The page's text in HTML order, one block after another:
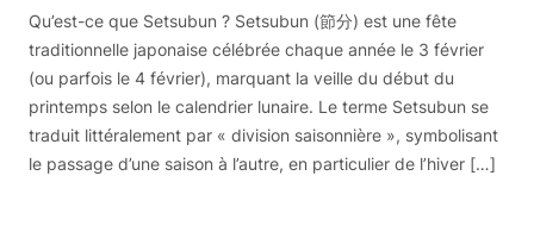
Qu’est-ce que Setsubun ? Setsubun (節分) est une fête
traditionnelle japonaise célébrée chaque année le 3 février
(ou parfois le 4 février), marquant la veille du début du
printemps selon le calendrier lunaire. Le terme Setsubun se
traduit littéralement par « division saisonnière », symbolisant
le passage d’une saison à l’autre, en particulier de l’hiver […]